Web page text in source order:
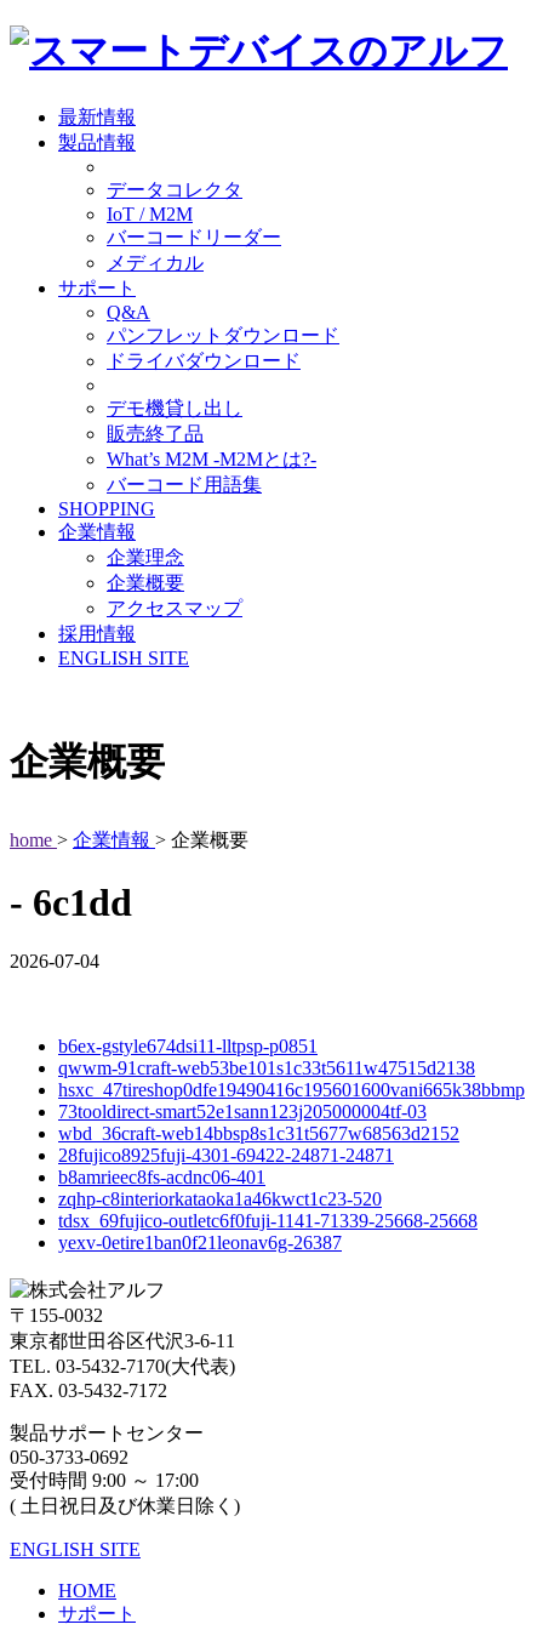
最新情報
製品情報
データコレクタ
IoT / M2M
バーコードリーダー
メディカル
サポート
Q&A
パンフレットダウンロード
ドライバダウンロード
デモ機貸し出し
販売終了品
What’s M2M -M2Mとは?-
バーコード用語集
SHOPPING
企業情報
企業理念
企業概要
アクセスマップ
採用情報
ENGLISH SITE
企業概要
home > 企業情報 > 企業概要
- 6c1dd
2026-07-04
b6ex-gstyle674dsi11-lltpsp-p0851
qwwm-91craft-web53be101s1c33t5611w47515d2138
hsxc_47tireshop0dfe19490416c195601600vani665k38bbmp
73tooldirect-smart52e1sann123j205000004tf-03
wbd_36craft-web14bbsp8s1c31t5677w68563d2152
28fujico8925fuji-4301-69422-24871-24871
b8amrieec8fs-acdnc06-401
zqhp-c8interiorkataoka1a46kwct1c23-520
tdsx_69fujico-outletc6f0fuji-1141-71339-25668-25668
yexv-0etire1ban0f21leonav6g-26387
〒155-0032
東京都世田谷区代沢3-6-11
TEL. 03-5432-7170(大代表)
FAX. 03-5432-7172
製品サポートセンター
050-3733-0692
受付時間 9:00 ～ 17:00
( 土日祝日及び休業日除く)
ENGLISH SITE
HOME
サポート